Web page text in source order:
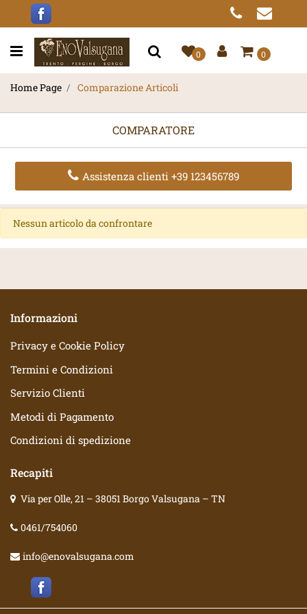
Open menu 0 0
Home Page Comparazione Articoli
COMPARATORE
Assistenza clienti +39 123456789
Nessun articolo da confrontare
Informazioni
Privacy e Cookie Policy
Termini e Condizioni
Servizio Clienti
Metodi di Pagamento
Condizioni di spedizione
Recapiti
Via per Olle, 21 – 38051 Borgo Valsugana – TN
0461/754060
info@enovalsugana.com